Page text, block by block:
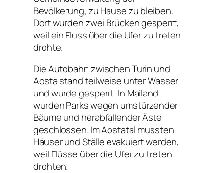
Bevölkerung, zu Hause zu bleiben.
Dort wurden zwei Brücken gesperrt,
weil ein Fluss über die Ufer zu treten
drohte.
Die Autobahn zwischen Turin und
Aosta stand teilweise unter Wasser
und wurde gesperrt. In Mailand
wurden Parks wegen umstürzender
Bäume und herabfallender Äste
geschlossen. Im Aostatal mussten
Häuser und Ställe evakuiert werden,
weil Flüsse über die Ufer zu treten
drohten.